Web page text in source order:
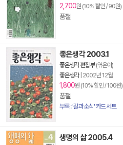
2,700원 (10% 할인 / 90원)
품절
좋은생각 2003.1
좋은생각 편집부(엮은이)
좋은생각| 2002년 12월
1,800원 (10% 할인 / 100원)
품절
부록 : '길과 소식' 카드 세트
생명의 삶 2005.4